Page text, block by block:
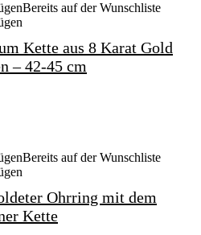
Bereits auf der Wunschliste
Kette aus 8 Karat Gold
– 42-45 cm
Bereits auf der Wunschliste
Ohrring mit dem
Kette